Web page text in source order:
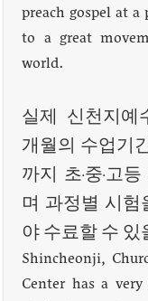
preach gospel at
to a great
world.
실제 신천지예
개월의 수업기
까지 초·중·고
며 과정별 시험
야 수료할 수 있
Shincheonji,
Center has a